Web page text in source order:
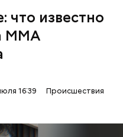
что известно
ММА
16:39 Происшествия
«Незаконный оборот
дела